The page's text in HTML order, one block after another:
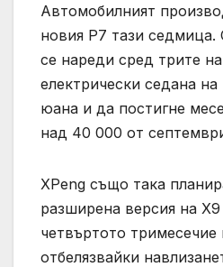
Автомобилният
новия P7 тази седмица.
се нареди сред трите
електрически седана
юана и да постигне
над 40 000 от
XPeng също така
разширена версия на
четвъртото тримесечие
отбелязвайки